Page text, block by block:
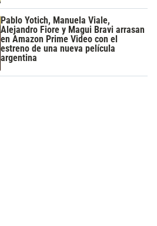
Pablo Yotich, Manuela Viale,
Alejandro Fiore y Magui Bravi arrasan
en Amazon Prime Video con el
estreno de una nueva película
argentina